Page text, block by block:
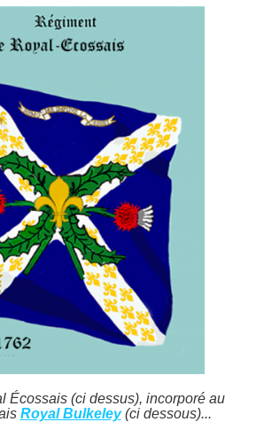
Écossais (ci dessus), incorporé au
Royal Bulkeley(ci dessous)...